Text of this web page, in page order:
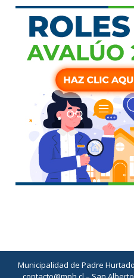
Municipalidad de Padre